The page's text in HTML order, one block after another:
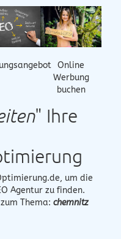
Online
Werbung
buchen
" Ihre
, um die
Agentur zu finden.
Thema: chemnitz